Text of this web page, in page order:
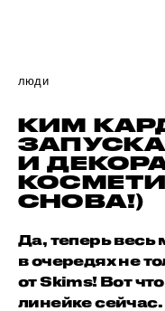
люди
КИМ
И
СНОВА!)
Да, теперь весь
в очередях не
от Skims! Вот
линейке сейчас.